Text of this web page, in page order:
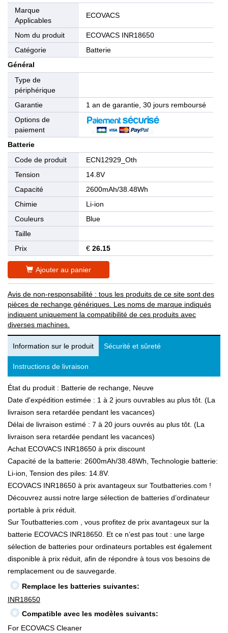
Marque
Applicables
ECOVACS
Nom du produit
ECOVACS INR18650
Catégorie
Batterie
Général
Type de
périphérique
Garantie
1 an de garantie, 30 jours remboursé
Options de
paiement
Batterie
Code de produit
ECN12929_Oth
Tension
14.8V
Capacité
2600mAh/38.48Wh
Chimie
Li-ion
Couleurs
Blue
Taille
Prix
€ 26.15
Ajouter au panier
Avis de non-responsabilité : tous les produits de ce site sont des
pièces de rechange génériques. Les noms de marque indiqués
indiquent uniquement la compatibilité de ces produits avec
diverses machines.
Information sur le produit Sécurité et sûreté
Instructions de livraison
État du produit : Batterie de rechange, Neuve
Date d'expédition estimée : 1 à 2 jours ouvrables au plus tôt. (La
livraison sera retardée pendant les vacances)
Délai de livraison estimé : 7 à 20 jours ouvrés au plus tôt. (La
livraison sera retardée pendant les vacances)
Achat ECOVACS INR18650 à prix discount
Capacité de la batterie: 2600mAh/38.48Wh, Technologie batterie:
Li-ion, Tension des piles: 14.8V.
ECOVACS INR18650 à prix avantageux sur Toutbatteries.com !
Découvrez aussi notre large sélection de batteries d’ordinateur
portable à prix réduit.
Sur Toutbatteries.com , vous profitez de prix avantageux sur la
batterie ECOVACS INR18650. Et ce n’est pas tout : une large
sélection de batteries pour ordinateurs portables est également
disponible à prix réduit, afin de répondre à tous vos besoins de
remplacement ou de sauvegarde.
Remplace les batteries suivantes:
INR18650
Compatible avec les modèles suivants:
For ECOVACS Cleaner